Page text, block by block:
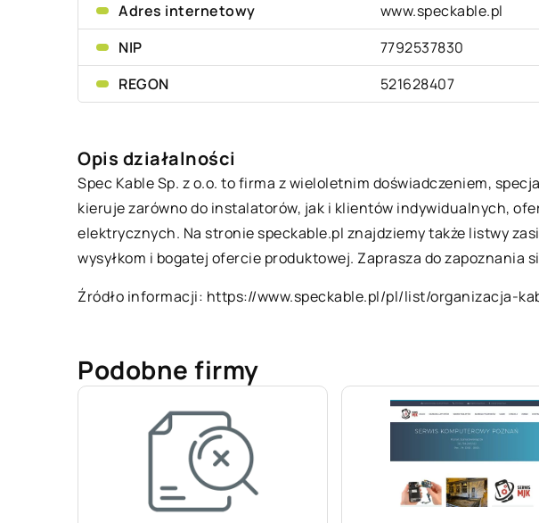
Adres internetowy
www.speckable.pl
NIP
7792537830
REGON
521628407
Opis działalności
Spec Kable Sp. z o.o. to firma z wieloletnim doświadczeniem,
kieruje zarówno do instalatorów, jak i klientów indywidualnych,
elektrycznych. Na stronie speckable.pl znajdziemy także listwy
wysyłkom i bogatej ofercie produktowej. Zaprasza do zapoznania
Źródło informacji: https://www.speckable.pl/pl/list/organizacja-
Podobne firmy